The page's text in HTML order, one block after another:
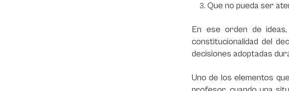
Que no pueda ser
En ese orden de
constitucionalidad del
decisiones adoptadas
Uno de los elementos